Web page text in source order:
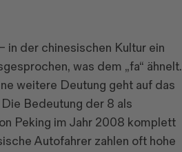
in der chinesischen Kultur ein
was dem „fa“ ähnelt.
weitere Deutung geht auf das
Bedeutung der 8 als
Peking im Jahr 2008 komplett
Autofahrer zahlen oft hohe